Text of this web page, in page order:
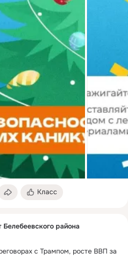
Класс
Белебеевского района
с Трампом, росте ВВП за